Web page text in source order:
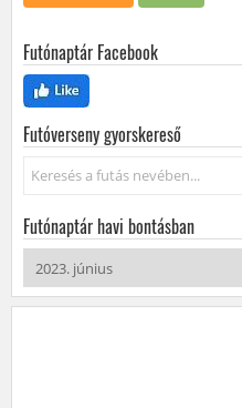
Futónaptár Facebook
Futóverseny gyorskereső
Keresés...
Futónaptár havi bontásban